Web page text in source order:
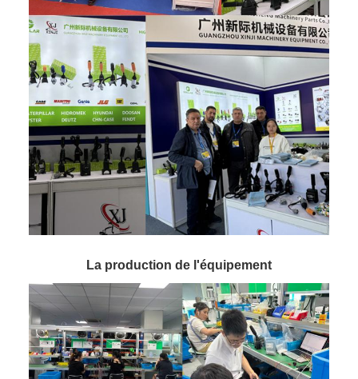
La production de l'équipement